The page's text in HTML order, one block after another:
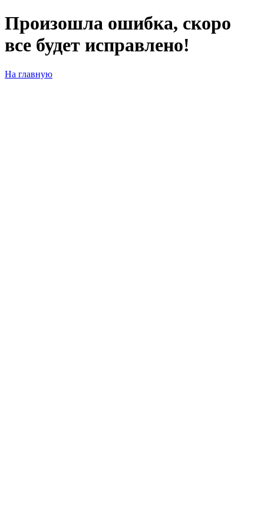
Произошла ошибка, скоро
все будет исправлено!
На главную